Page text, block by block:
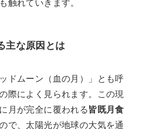
触れていきます。
主な原因とは
ドムーン（血の月）」とも呼
際によく見られます。この現
月が完全に覆われる皆既月食
で、太陽光が地球の大気を通